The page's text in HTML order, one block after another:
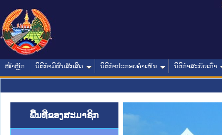
ໜ້າຫຼັກ ນິຕິກໍາມີຜົນສັກສິດ ນິຕິກໍາປະກອບຄໍາເຫັນ ນິຕິກໍາສະບັບເກົ່າ
ພື້ນທີ່ຂອງສະມາຊິກ